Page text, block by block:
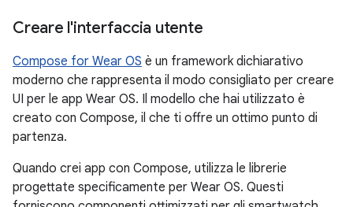
Creare l'interfaccia utente
Compose for Wear OS è un framework dichiarativo
moderno che rappresenta il modo consigliato per creare
UI per le app Wear OS. Il modello che hai utilizzato è
creato con Compose, il che ti offre un ottimo punto di
partenza.
Quando crei app con Compose, utilizza le librerie
progettate specificamente per Wear OS. Questi